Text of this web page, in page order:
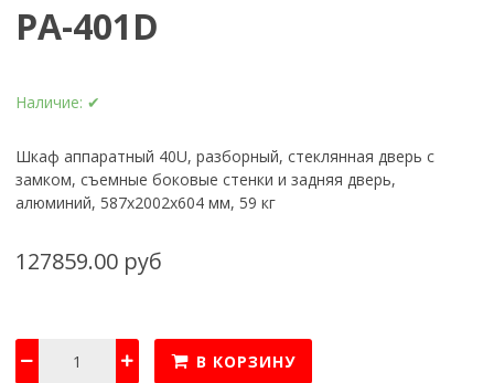
PA-401D
Наличие: ✔
Шкаф аппаратный 40U, разборный, стеклянная дверь с
замком, съемные боковые стенки и задняя дверь,
алюминий, 587х2002х604 мм, 59 кг
127859.00 руб
В КОРЗИНУ